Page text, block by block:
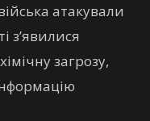
атакували
з’явилися
загрозу,